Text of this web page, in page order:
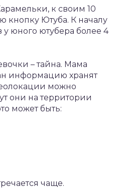
к своим 10
кнопку Ютуба. К началу
юного ютубера более 4
– тайна. Мама
информацию хранят
можно
они на территории
может быть:
чаще.